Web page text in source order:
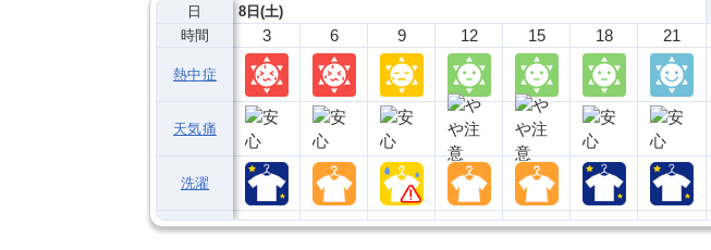
日
時間
熱中症
天気痛
洗濯
8日(土)
3 6 9 12 15 18 21